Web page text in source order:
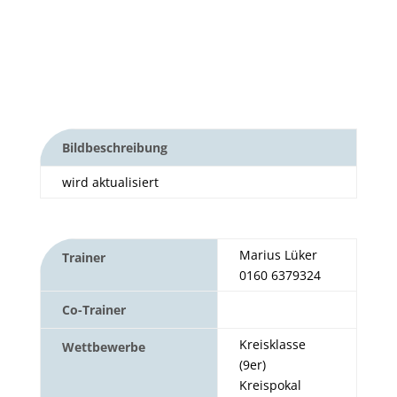
Bildbeschreibung
wird aktualisiert
Trainer
Marius Lüker
0160 6379324
Co-Trainer
Wettbewerbe
Kreisklasse
(9er)
Kreispokal